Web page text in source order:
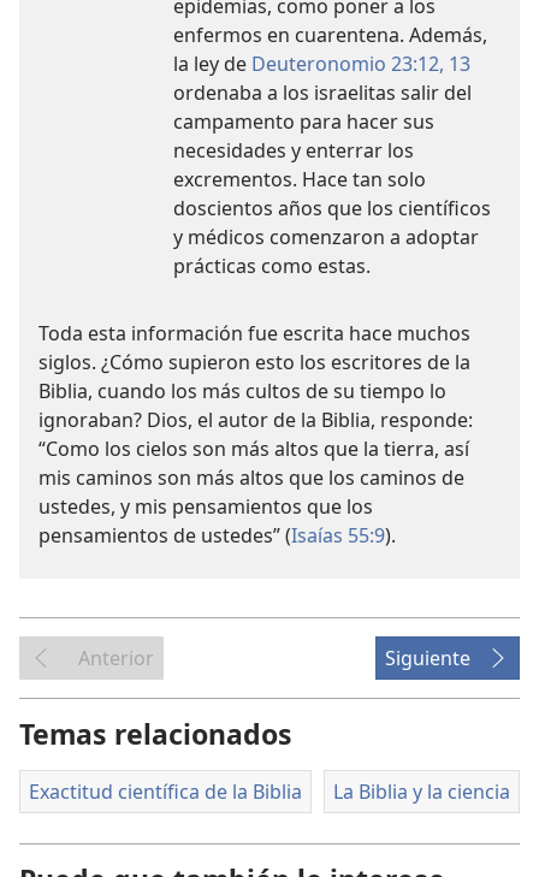
epidemias, como poner a los
enfermos en cuarentena. Además,
la ley de Deuteronomio 23:12, 13
ordenaba a los israelitas salir del
campamento para hacer sus
necesidades y enterrar los
excrementos. Hace tan solo
doscientos años que los científicos
y médicos comenzaron a adoptar
prácticas como estas.
Toda esta información fue escrita hace muchos
siglos. ¿Cómo supieron esto los escritores de la
Biblia, cuando los más cultos de su tiempo lo
ignoraban? Dios, el autor de la Biblia, responde:
“Como los cielos son más altos que la tierra, así
mis caminos son más altos que los caminos de
ustedes, y mis pensamientos que los
pensamientos de ustedes” (Isaías 55:9).
Anterior Siguiente
Temas relacionados
Exactitud científica de la Biblia La Biblia y la ciencia